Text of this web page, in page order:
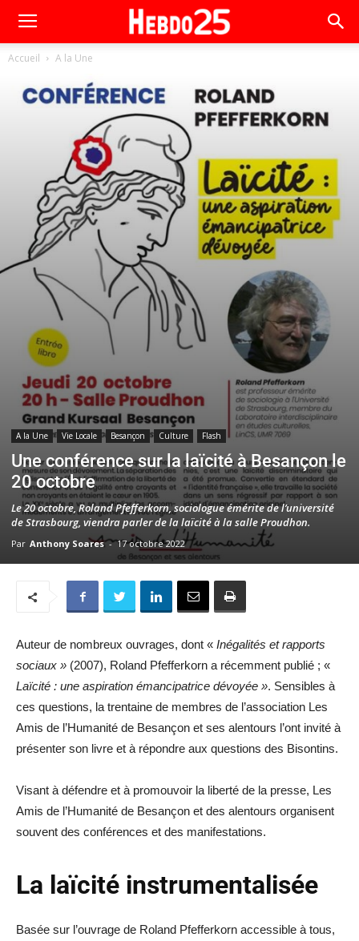
Accueil A la Une
A la Une Vie Locale Besançon Culture Flash
Une conférence sur la laïcité à Besançon le
20 octobre
Le 20 octobre, Roland Pfefferkorn, sociologue émérite de l’université
de Strasbourg, viendra parler de la laïcité à la salle Proudhon.
Par Anthony Soares - 17 octobre 2022
Auteur de nombreux ouvrages, dont « Inégalités et rapports
sociaux » (2007), Roland Pfefferkorn a récemment publié ; «
Laïcité : une aspiration émancipatrice dévoyée ». Sensibles à
ces questions, la trentaine de membres de l’association Les
Amis de l’Humanité de Besançon et ses alentours l’ont invité à
présenter son livre et à répondre aux questions des Bisontins.
Visant à défendre et à promouvoir la liberté de la presse, Les
Amis de l’Humanité de Besançon et des alentours organisent
souvent des conférences et des manifestations.
La laïcité instrumentalisée
Basée sur l’ouvrage de Roland Pfefferkorn accessible à tous,